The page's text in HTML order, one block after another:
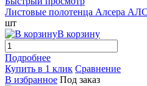
Листовые полотенца Алсера
шт
В корзину
Подробнее
Купить в 1 клик Сравнение
В избранное Под заказ